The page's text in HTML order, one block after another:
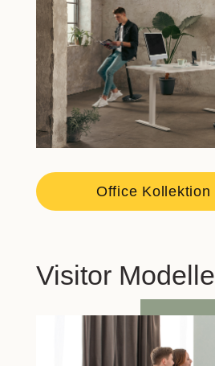
Office Kollektion
Visitor Modelle